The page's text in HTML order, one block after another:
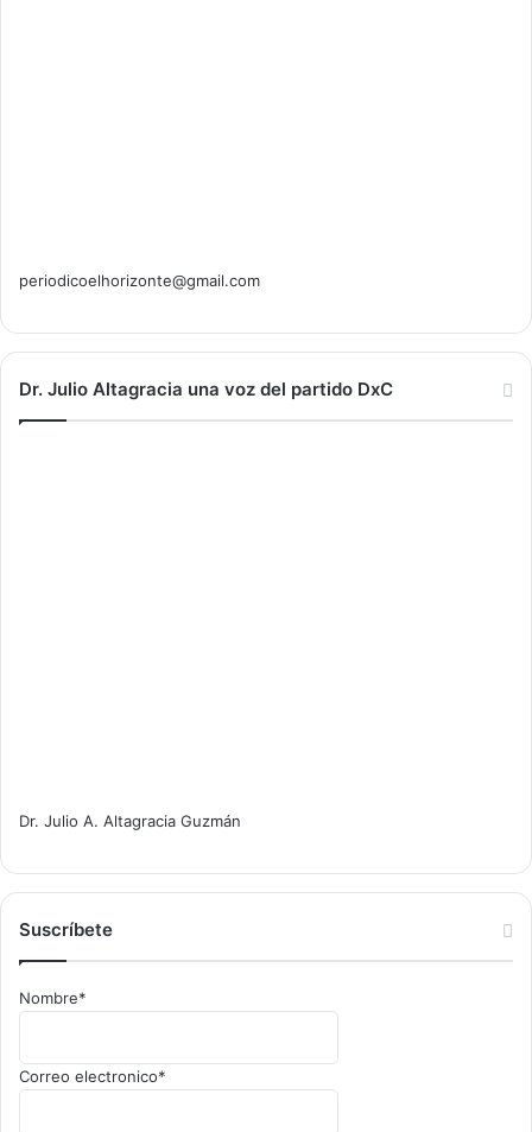
periodicoelhorizonte@gmail.com
Dr. Julio Altagracia una voz del partido DxC
Dr. Julio A. Altagracia Guzmán
Suscríbete
Nombre*
Correo electronico*